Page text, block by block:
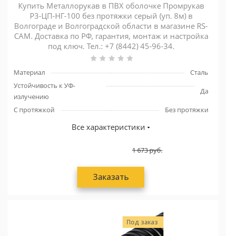
Купить Металлорукав в ПВХ оболочке Промрукав
Р3-ЦП-НГ-100 без протяжки серый (уп. 8м) в
Волгограде и Волгоградской области в магазине RS-
CAM. Доставка по РФ, гарантия, монтаж и настройка
под ключ. Тел.: +7 (8442) 45-96-34.
Материал
Сталь
Устойчивость к УФ-
излучению
Да
С протяжкой Без протяжки
Все характеристики
1 673руб.
Заказать
Под заказ